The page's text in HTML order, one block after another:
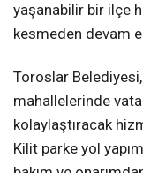
yaşanabilir bir ilçe
kesmeden devam
Toroslar
mahallelerinde
kolaylaştıracak
Kilit parke yol